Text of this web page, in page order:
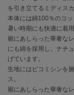
Clarks Premium
クラークス
CODE A
コードエー
COLE HAAN
コール ハーン
を引き立てるミディスカ
本体には綿100％のコ
暑い時期にも快適に着
裾にあしらった華奢な
にも綿を採用し、ナチ
げています。
生地にはピコミシンを
ス。
裾にあしらった華奢な